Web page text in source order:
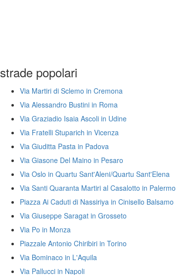
strade popolari
Via Martiri di Sclemo in Cremona
Via Alessandro Bustini in Roma
Via Graziadio Isaia Ascoli in Udine
Via Fratelli Stuparich in Vicenza
Via Giuditta Pasta in Padova
Via Giasone Del Maino in Pesaro
Via Oslo in Quartu Sant'Aleni/Quartu Sant'Elena
Via Santi Quaranta Martiri al Casalotto in Palermo
Piazza Ai Caduti di Nassiriya in Cinisello Balsamo
Via Giuseppe Saragat in Grosseto
Via Po in Monza
Piazzale Antonio Chiribiri in Torino
Via Bominaco in L'Aquila
Via Pallucci in Napoli